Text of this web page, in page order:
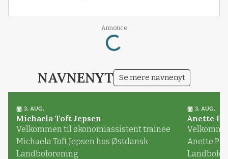
Annonce
Loading...
NAVNENYT Se mere navnenyt
3. AUG.
Michaela Toft Jepsen
Velkommen til økonomiassistent trainee
Michaela Toft Jepsen hos Østdansk
Landboforening
3. AUG.
Anette
Anette